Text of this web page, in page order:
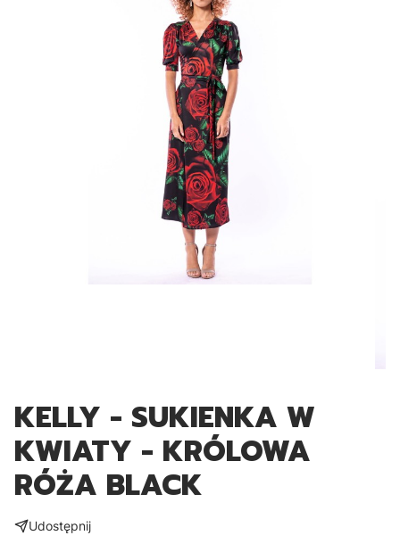
KELLY - SUKIENKA W
KWIATY - KRÓLOWA
RÓŻA BLACK
Udostępnij